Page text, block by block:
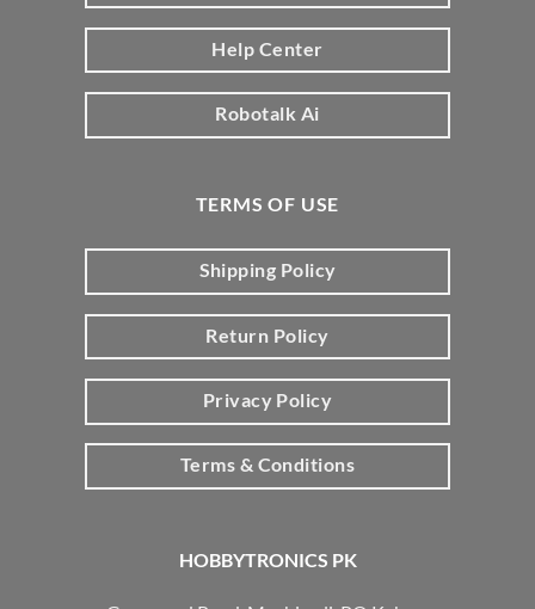
HOBBYTRONICS PK
Help Center
Robotalk Ai
TERMS OF USE
Shipping Policy
Return Policy
Privacy Policy
Terms & Conditions